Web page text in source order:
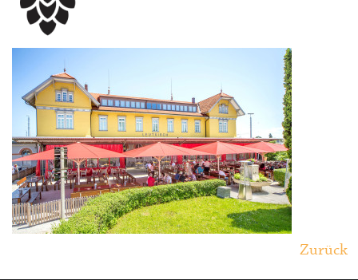
Zurück